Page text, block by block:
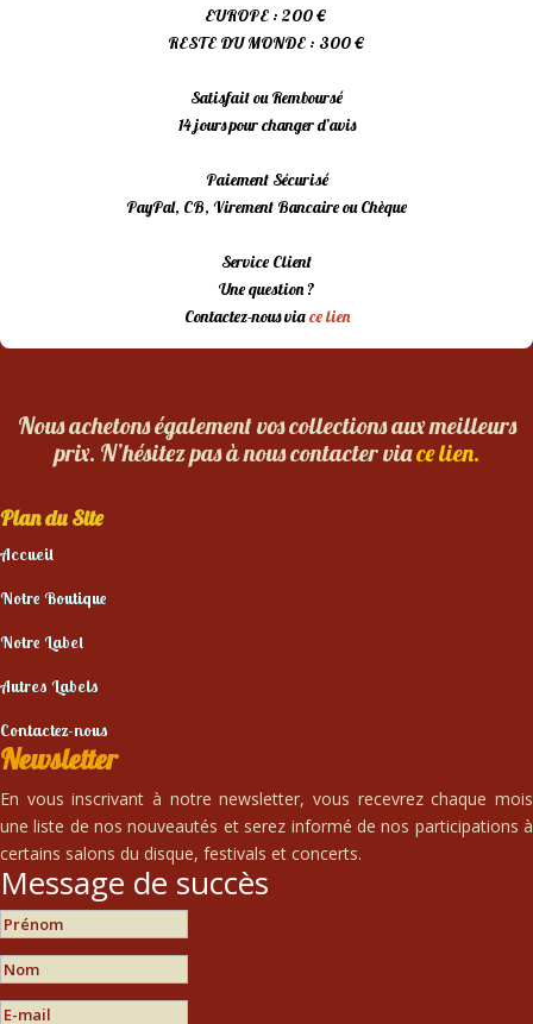
EUROPE : 200 €
RESTE DU MONDE : 300 €
Satisfait ou Remboursé
14 jours pour changer d’avis
Paiement Sécurisé
PayPal, CB, Virement Bancaire ou Chèque
Service Client
Une question ?
Contactez-nous viace lien
Nous achetons également vos collections aux meilleurs
prix. N’hésitez pas à nous contacter viace lien.
Plan du Site
Accueil
Notre Boutique
Notre Label
Autres Labels
Contactez-nous
Newsletter
En vous inscrivant à notre newsletter, vous recevrez chaque mois
une liste de nos nouveautés et serez informé de nos participations à
certains salons du disque, festivals et concerts.
Message de succès